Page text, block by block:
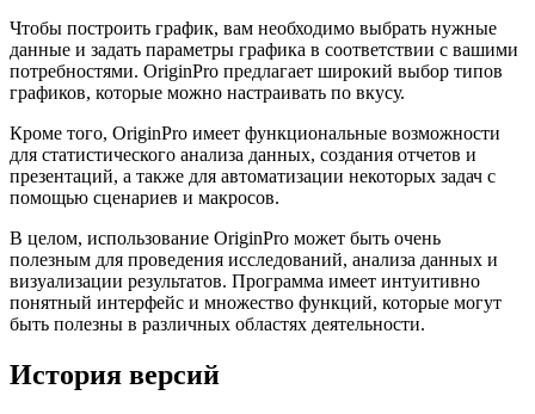
Чтобы построить график, вам необходимо выбрать нужные
данные и задать параметры графика в соответствии с вашими
потребностями. OriginPro предлагает широкий выбор типов
графиков, которые можно настраивать по вкусу.
Кроме того, OriginPro имеет функциональные возможности
для статистического анализа данных, создания отчетов и
презентаций, а также для автоматизации некоторых задач с
помощью сценариев и макросов.
В целом, использование OriginPro может быть очень
полезным для проведения исследований, анализа данных и
визуализации результатов. Программа имеет интуитивно
понятный интерфейс и множество функций, которые могут
быть полезны в различных областях деятельности.
История версий